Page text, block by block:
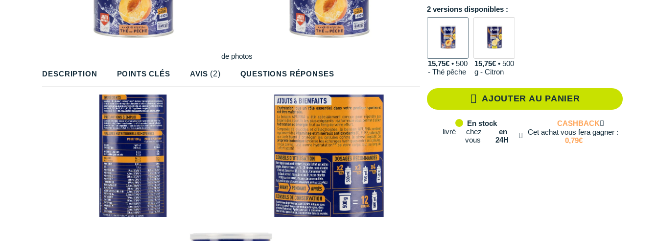
Qté: 1
2 versions disponibles :
15,75€• 500
- Thé pêche
15,75€• 500
g - Citron
AJOUTER AU PANIER
En stock
livré
chez
vous
en
24H
CASHBACK
Cet achat vous fera gagner :
0,79€
Plus
de photos
DESCRIPTION POINTS CLÉS AVIS (2) QUESTIONS RÉPONSES